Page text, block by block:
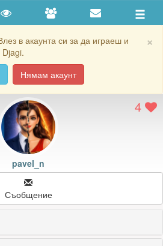
×
в акаунта си за да играеш и
Djagi.
Нямам акаунт
4
pavel_n
Съобщение